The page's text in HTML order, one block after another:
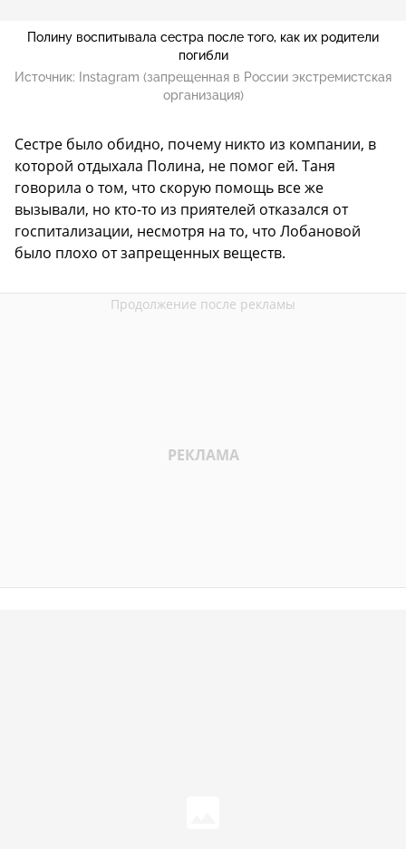
Полину воспитывала сестра после того, как их родители
погибли
Источник:
Instagram (запрещенная в России экстремистская
организация)
Сестре было обидно, почему никто из компании, в
которой отдыхала Полина, не помог ей. Таня
говорила о том, что скорую помощь все же
вызывали, но кто-то из приятелей отказался от
госпитализации, несмотря на то, что Лобановой
было плохо от запрещенных веществ.